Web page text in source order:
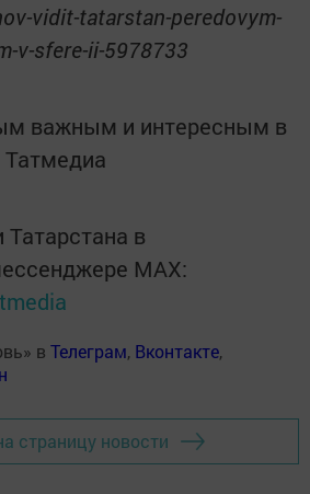
vidit-tatarstan-peredovym-
v-sfere-ii-5978733
важным и интересным в
Татмедиа
Татарстана в
MАХ:
в Телеграм, Вконтакте,
страницу новости